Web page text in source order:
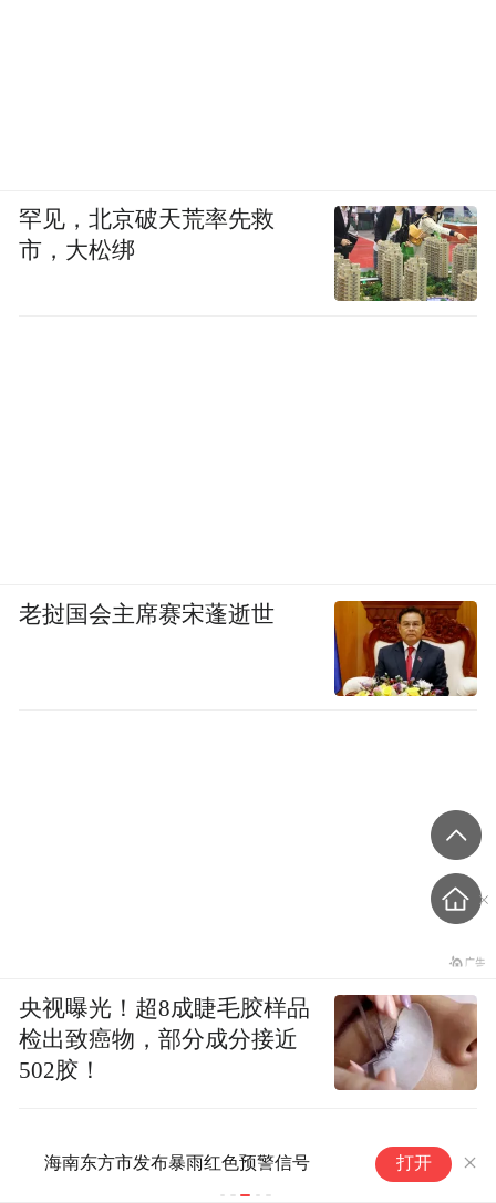
海南东方市发布暴雨红色预警信号 打开
罕见，北京破天荒率先救
市，大松绑
老挝国会主席赛宋蓬逝世
央视曝光！超8成睫毛胶样品
检出致癌物，部分成分接近
502胶！